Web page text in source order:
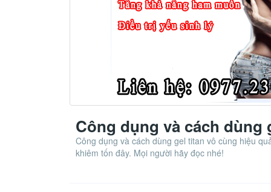
Công dụng và cách
Công dụng và cách dùng gel titan vô cùng hiệu
khiêm tốn đây. Mọi người hãy đọc nhé!